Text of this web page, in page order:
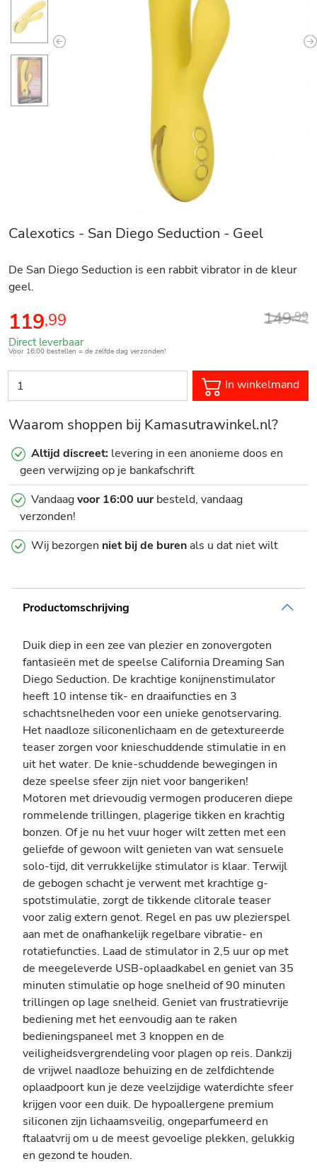
Previous
Calexotics - San Diego Seduction - Geel
De San Diego Seduction is een rabbit vibrator in de kleur
geel.
119,99 149,99
Direct leverbaar
Voor 16:00 bestellen = de zelfde dag verzonden!
In winkelmand
Waarom shoppen bij Kamasutrawinkel.nl?
Altijd discreet: levering in een anonieme doos en
geen verwijzing op je bankafschrift
Vandaagvoor 16:00 uurbesteld, vandaag
verzonden!
Wij bezorgen niet bij de burenals u dat niet wilt
Productomschrijving
Duik diep in een zee van plezier en zonovergoten
fantasieën met de speelse California Dreaming San
Diego Seduction. De krachtige konijnenstimulator
heeft 10 intense tik- en draaifuncties en 3
schachtsnelheden voor een unieke genotservaring.
Het naadloze siliconenlichaam en de getextureerde
teaser zorgen voor knieschuddende stimulatie in en
uit het water. De knie-schuddende bewegingen in
deze speelse sfeer zijn niet voor bangeriken!
Motoren met drievoudig vermogen produceren diepe
rommelende trillingen, plagerige tikken en krachtig
bonzen. Of je nu het vuur hoger wilt zetten met een
geliefde of gewoon wilt genieten van wat sensuele
solo-tijd, dit verrukkelijke stimulator is klaar. Terwijl
de gebogen schacht je verwent met krachtige g-
spotstimulatie, zorgt de tikkende clitorale teaser
voor zalig extern genot. Regel en pas uw plezierspel
aan met de onafhankelijk regelbare vibratie- en
rotatiefuncties. Laad de stimulator in 2,5 uur op met
de meegeleverde USB-oplaadkabel en geniet van 35
minuten stimulatie op hoge snelheid of 90 minuten
trillingen op lage snelheid. Geniet van frustratievrije
bediening met het eenvoudig aan te raken
bedieningspaneel met 3 knoppen en de
veiligheidsvergrendeling voor plagen op reis. Dankzij
de vrijwel naadloze behuizing en de zelfdichtende
oplaadpoort kun je deze veelzijdige waterdichte sfeer
krijgen voor een duik. De hypoallergene premium
siliconen zijn lichaamsveilig, ongeparfumeerd en
ftalaatvrij om u de meest gevoelige plekken, gelukkig
en gezond te houden.